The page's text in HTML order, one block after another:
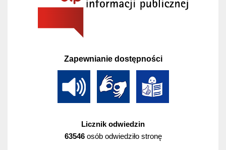
Zapewnianie dostępności
Licznik odwiedzin
63546osób odwiedziło stronę